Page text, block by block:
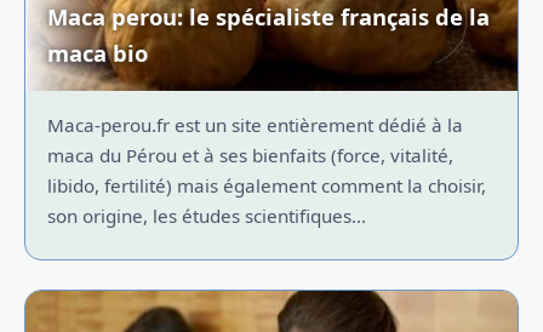
Maca perou: le spécialiste français de la
maca bio
Maca-perou.fr est un site entièrement dédié à la
maca du Pérou et à ses bienfaits (force, vitalité,
libido, fertilité) mais également comment la choisir,
son origine, les études scientifiques...